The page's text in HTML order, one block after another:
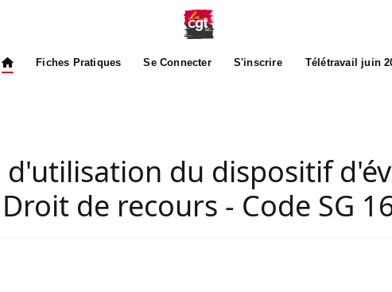
Fiches Pratiques Se Connecter S'inscrire Télétravail juin
d'utilisation du dispositif
de recours - Code SG